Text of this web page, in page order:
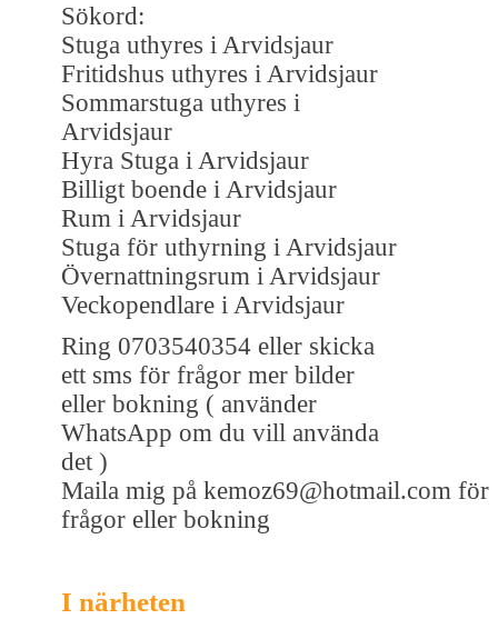
Sökord:
Stuga uthyres i Arvidsjaur
Fritidshus uthyres i Arvidsjaur
Sommarstuga uthyres i
Arvidsjaur
Hyra Stuga i Arvidsjaur
Billigt boende i Arvidsjaur
Rum i Arvidsjaur
Stuga för uthyrning i Arvidsjaur
Övernattningsrum i Arvidsjaur
Veckopendlare i Arvidsjaur
Ring 0703540354 eller skicka
ett sms för frågor mer bilder
eller bokning ( använder
WhatsApp om du vill använda
det )
Maila mig på kemoz69@hotmail.com för
frågor eller bokning
I närheten